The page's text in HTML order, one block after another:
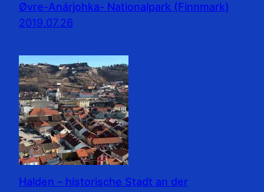
Øvre-Anárjohka- Nationalpark (Finnmark)
2019.07.26
Halden – historische Stadt an der